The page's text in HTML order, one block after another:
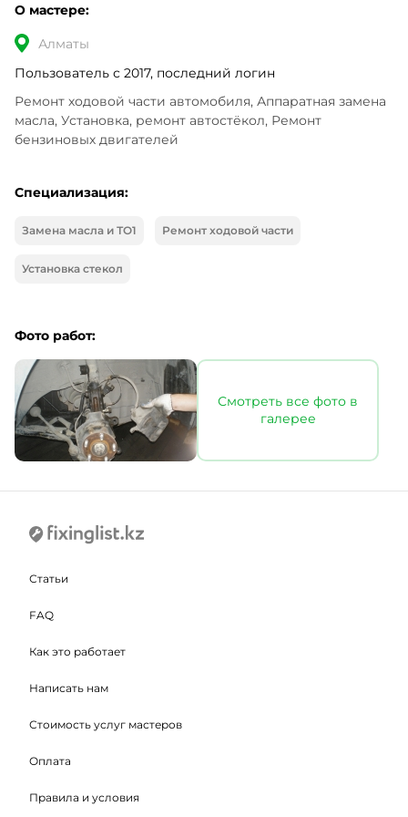
О мастере:
Алматы
Пользователь с 2017, последний логин
Ремонт ходовой части автомобиля, Аппаратная замена
масла, Установка, ремонт автостёкол, Ремонт
бензиновых двигателей
Специализация:
Замена масла и ТО1 Ремонт ходoвой части
Установка стекол
Фото работ:
Смотреть все фото в
галерее
Статьи
FAQ
Как это работает
Написать нам
Стоимость услуг мастеров
Оплата
Правила и условия